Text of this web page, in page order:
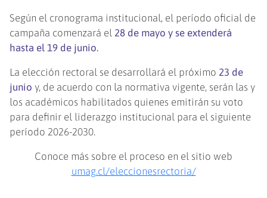
Según el cronograma institucional, el período oficial de
campaña comenzará el 28 de mayo y se extenderá
hasta el 19 de junio.
La elección rectoral se desarrollará el próximo 23 de
junioy, de acuerdo con la normativa vigente, serán las y
los académicos habilitados quienes emitirán su voto
para definir el liderazgo institucional para el siguiente
período 2026-2030.
Conoce más sobre el proceso en el sitio web
umag.cl/eleccionesrectoria/